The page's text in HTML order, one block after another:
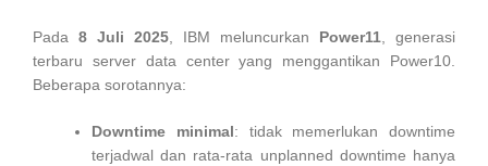
Pada 8 Juli 2025 , IBM meluncurkan Power11 , generasi
terbaru server data center yang menggantikan Power10.
Beberapa sorotannya:
Downtime minimal: tidak memerlukan downtime
terjadwal dan rata‑rata unplanned downtime hanya